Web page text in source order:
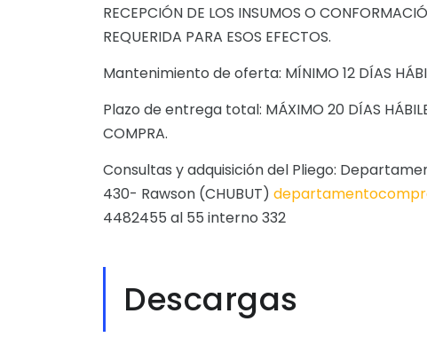
RECEPCIÓN DE LOS INSUMOS O
REQUERIDA PARA ESOS EFECTOS.
Mantenimiento de oferta: MÍNIMO 12 DÍAS
Plazo de entrega total: MÁXIMO 20 DÍAS
COMPRA.
Consultas y adquisición del Pliego:
430- Rawson (CHUBUT)
4482455 al 55 interno 332
Descargas